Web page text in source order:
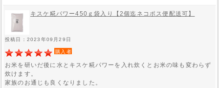
キスケ糀パワー450ｇ袋入り【2個迄ネコポス便配送可】
投稿日：2023年09月29日
購入者
お米を研いだ後に水とキスケ糀パワーを入れ炊くとお米の味も変わらず
炊けます。
家族のお通じも良くなりました。